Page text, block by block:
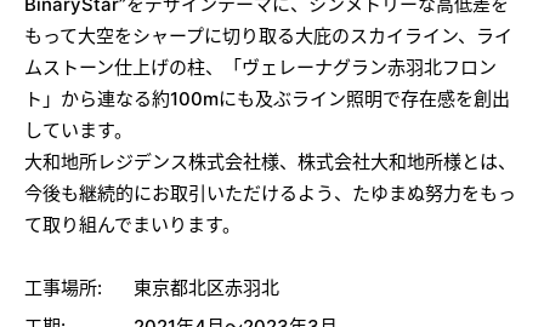
もって大空をシャープに切り取る大庇のスカイライン、ライ
ムストーン仕上げの柱、「ヴェレーナグラン赤羽北フロン
ト」から連なる約100mにも及ぶライン照明で存在感を創出
しています。
大和地所レジデンス株式会社様、株式会社大和地所様とは、
今後も継続的にお取引いただけるよう、たゆまぬ努力をもっ
て取り組んでまいります。
工事場所:
東京都北区赤羽北